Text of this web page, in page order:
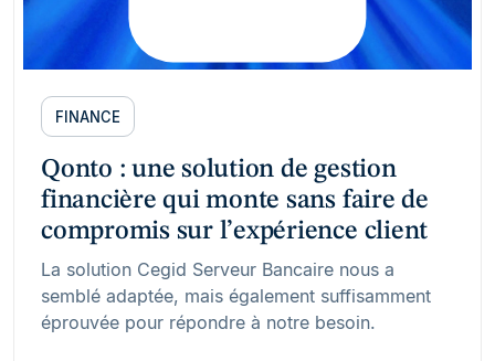
FINANCE
Qonto : une solution de gestion
financière qui monte sans faire de
compromis sur l’expérience client
La solution Cegid Serveur Bancaire nous a
semblé adaptée, mais également suffisamment
éprouvée pour répondre à notre besoin.